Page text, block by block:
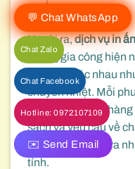
💬 Chat WhatsApp
Chat Zalo
Chat Facebook
Hotline: 0972107109
✉️ Send Email
muốn.
Ngoài ra,dịch vụ in ấn
xưởng gia công hiện
pháp in khác nhau
chuyển nhiệt. Mỗi
cho phép khách
sách và yêu cầu về
vụ in ấn giúp tạo ra
tính.